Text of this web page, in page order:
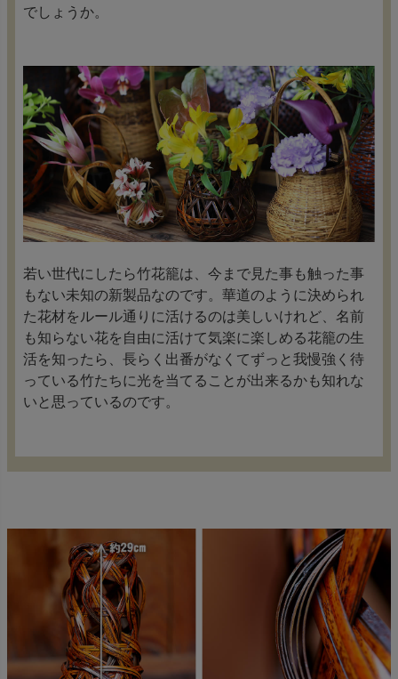
でしょうか。
若い世代にしたら竹花籠は、今まで見た事も触った事
もない未知の新製品なのです。華道のように決められ
た花材をルール通りに活けるのは美しいけれど、名前
も知らない花を自由に活けて気楽に楽しめる花籠の生
活を知ったら、長らく出番がなくてずっと我慢強く待
っている竹たちに光を当てることが出来るかも知れな
いと思っているのです。